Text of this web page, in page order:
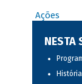
Ações
NESTA
História